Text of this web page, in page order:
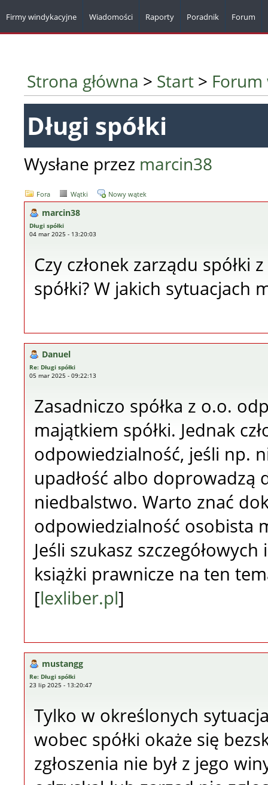
Firmy windykacyjne Wiadomości Raporty Poradnik Forum
Strona główna > Start >
Długi spółki
Wysłane przez marcin38
Fora Wątki Nowy wątek
marcin38
Długi spółki
04 mar 2025 - 13:20:03
Czy członek zarządu spółki
spółki? W jakich sytuacjach
Danuel
Re: Długi spółki
05 mar 2025 - 09:22:13
Zasadniczo spółka z o.o.
majątkiem spółki. Jednak
odpowiedzialność, jeśli np.
upadłość albo doprowadzą
niedbalstwo. Warto znać
odpowiedzialność osobista
Jeśli szukasz
książki prawnicze na ten
[lexliber.pl]
mustangg
Re: Długi spółki
23 lip 2025 - 13:20:47
Tylko w określonych
wobec spółki okaże się
zgłoszenia nie był z jego